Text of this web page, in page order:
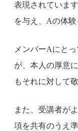
表現されていま
を与え、Aの体
メンバーAにと
が、本人の厚意
もそれに対して
また、受講者が
項を共有のうえ